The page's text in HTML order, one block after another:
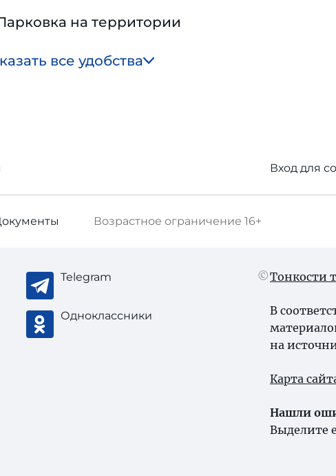
на территории
все удобства
Вход для
Возрастное ограничение 16+
Telegram
Одноклассники
Тонкости
В
на
Карта
Нашли
Выделите